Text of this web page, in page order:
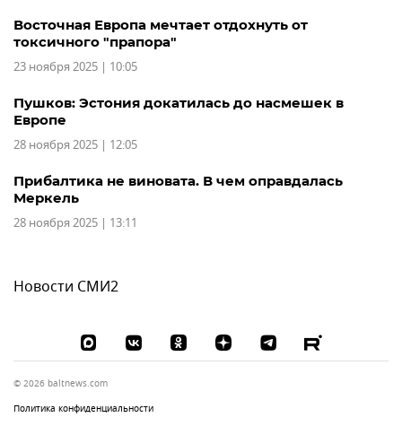
Восточная Европа мечтает отдохнуть от
токсичного "прапора"
23 ноября 2025 | 10:05
Пушков: Эстония докатилась до насмешек в
Европе
28 ноября 2025 | 12:05
Прибалтика не виновата. В чем оправдалась
Меркель
28 ноября 2025 | 13:11
Новости СМИ2
© 2026 baltnews.com
Политика конфиденциальности